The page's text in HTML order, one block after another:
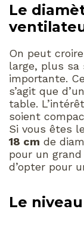
Le
On peut
large, plus
importante.
s’agit que
table.
soient
Si vous êtes
18 cm de
pour un
d’opter pour
Le